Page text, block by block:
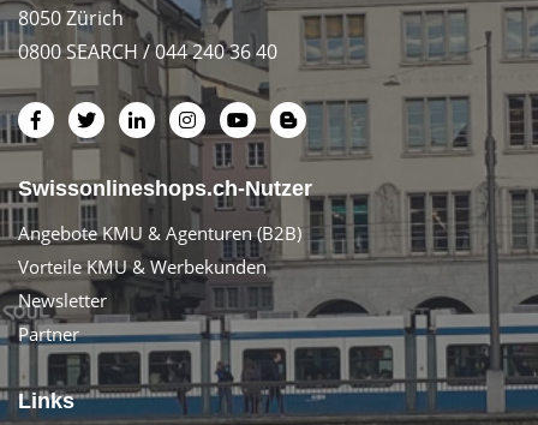
8050 Zürich
0800 SEARCH / 044 240 36 40
Swissonlineshops.ch-Nutzer
Angebote KMU & Agenturen (B2B)
Vorteile KMU & Werbekunden
Newsletter
Partner
Links